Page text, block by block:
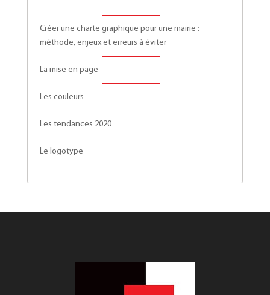
Créer une charte graphique pour une mairie :
méthode, enjeux et erreurs à éviter
La mise en page
Les couleurs
Les tendances 2020
Le logotype